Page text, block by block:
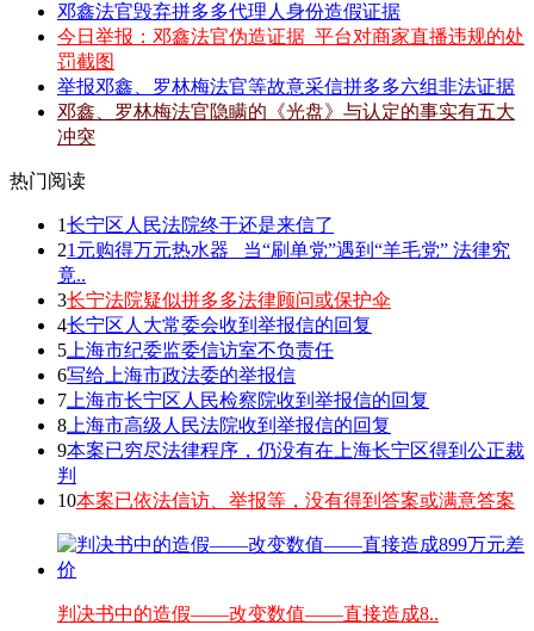
邓鑫法官毁弃拼多多代理人身份造假证据
今日举报：邓鑫法官伪造证据_平台对商家直播违规的处
罚截图
举报邓鑫、罗林梅法官等故意采信拼多多六组非法证据
邓鑫、罗林梅法官隐瞒的《光盘》与认定的事实有五大
冲突
热门阅读
1长宁区人民法院终于还是来信了
21元购得万元热水器 _当“刷单党”遇到“羊毛党” 法律究
竟..
3长宁法院疑似拼多多法律顾问或保护伞
4长宁区人大常委会收到举报信的回复
5 上海市纪委监委信访室不负责任
6写给上海市政法委的举报信
7 上海市长宁区人民检察院收到举报信的回复
8 上海市高级人民法院收到举报信的回复
9本案已穷尽法律程序，仍没有在上海长宁区得到公正裁
判
10本案已依法信访、举报等，没有得到答案或满意答案
判决书中的造假——改变数值——直接造成8..